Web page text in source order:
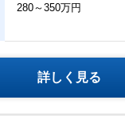
280～350万円
詳しく見る